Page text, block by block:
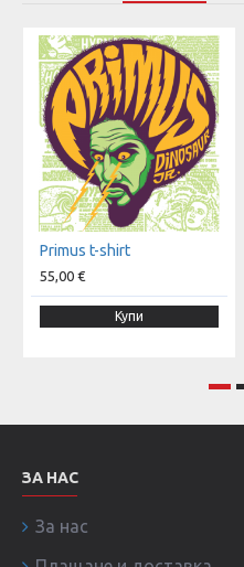
Primus t-shirt
55,00 €
Купи
ЗА НАС
За нас